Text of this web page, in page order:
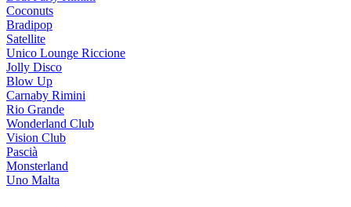
Coconuts
Bradipop
Satellite
Unico Lounge Riccione
Jolly Disco
Blow Up
Carnaby Rimini
Rio Grande
Wonderland Club
Vision Club
Pascià
Monsterland
Uno Malta